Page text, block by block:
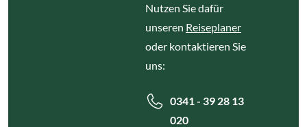
Nutzen Sie dafür
unseren Reiseplaner
oder kontaktieren Sie
uns:
0341 - 39 28 13
020